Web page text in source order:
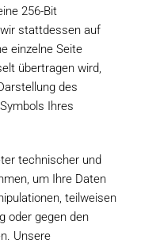
256-Bit
stattdessen auf
einzelne Seite
übertragen wird,
des
Ihres
technischer und
um Ihre Daten
teilweisen
oder gegen den
Unsere